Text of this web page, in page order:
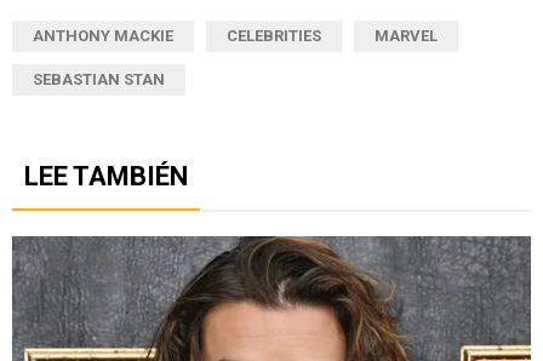
ANTHONY MACKIE CELEBRITIES MARVEL
SEBASTIAN STAN
LEE TAMBIÉN